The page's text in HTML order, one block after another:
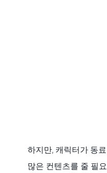
하지만, 캐릭터가 동
많은 컨텐츠를 줄 필